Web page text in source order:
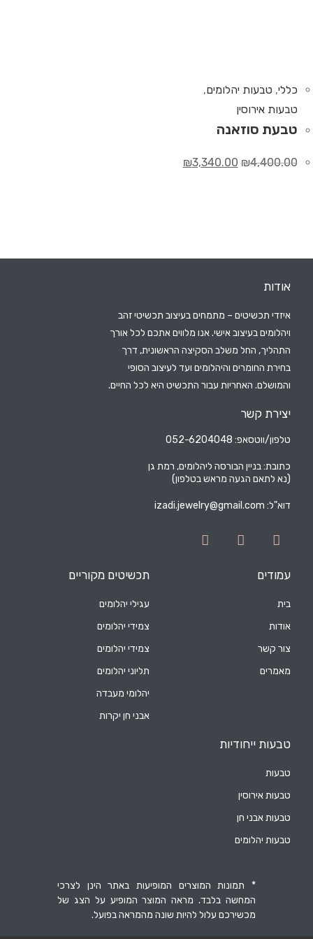
כללי, טבעות יהלומים,
טבעות אירוסין
טבעת סוזאנה
₪4,400.00
₪3,340.00
אודות
איזדי תכשיטים – מתמחים בעיצוב תכשיטי זהב
ויהלומים בעיצוב אישי. אנו מלווים אתכם לכל אורך
התהליך, החל משלב הסקיצה הראשונית, דרך
בחירת החומרים והיהלומים ועד לעיצוב הסופי
והמושלם. האחריות עבור התכשיט היא לכל החיים.
יצירת קשר
טלפון/ווטסאפ: 052-6204048
כתובת: בניין הבורסה ליהלומים, רמת גן
(נא לתאם הגעה מראש בטלפון)
דוא"ל: izadi.jewelry@gmail.com
עמודים
בית
אודות
צור קשר
מאמרים
תכשיטים מקוריים
עגילי יהלומים
צמידי יהלומים
צמידי יהלומים
תליוני יהלומים
יהלומי מעבדה
אבני חן יקרות
טבעות ייחודיות
טבעות
טבעות אירוסין
טבעות אבני חן
טבעות יהלומים
* תמונות המוצרים המופיעות באתר הינן לצרכי
המחשה בלבד. מראה המוצר המופיע על הצג של
מכשירכם עלול להיות שונה מהמראה בפועל.